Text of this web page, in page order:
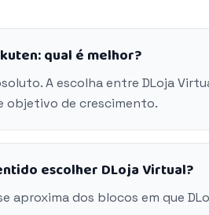
qual é melhor?
A escolha entre DLoja
objetivo de crescimento.
escolher DLoja Virtual?
aproxima dos blocos em que